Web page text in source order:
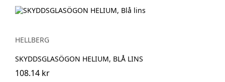
HELLBERG
SKYDDSGLASÖGON HELIUM, BLÅ LINS
108.14 kr